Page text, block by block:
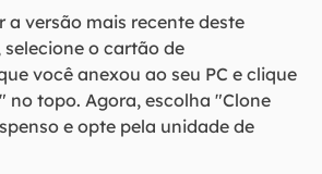
a versão mais recente deste
o cartão de
você anexou ao seu PC e clique
no topo. Agora, escolha "Clone
e opte pela unidade de